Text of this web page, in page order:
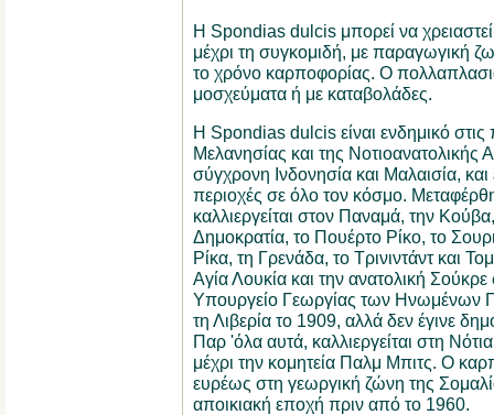
Η Spondias dulcis μπορεί να
μέχρι τη συγκομιδή, με παραγωγική
το χρόνο καρποφορίας. Ο
μοσχεύματα ή με καταβολάδες.
Η Spondias dulcis είναι ενδημικό στις
Μελανησίας και της Νοτιοανατολικής
σύγχρονη Ινδονησία και Μαλαισία, και
περιοχές σε όλο τον κόσμο.
καλλιεργείται στον Παναμά, την
Δημοκρατία, το Πουέρτο Ρίκο, το
Ρίκα, τη Γρενάδα, το Τρινιντάντ και
Αγία Λουκία και την ανατολική
Υπουργείο Γεωργίας των Ηνωμένων
τη Λιβερία το 1909, αλλά δεν έγινε
Παρ 'όλα αυτά, καλλιεργείται στη
μέχρι την κομητεία Παλμ Μπιτς. Ο
ευρέως στη γεωργική ζώνη της
αποικιακή εποχή πριν από το 1960.